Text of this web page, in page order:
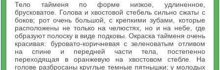
Тело тайменя по форме низкое, удлиненное,
брусковатое. Голова и хвостовой стебель сильно сжаты с
боков; рот очень большой, с крепкими зубами, которые
расположены не только на челюстях, но и на небе, где
образуют полоску в виде подковы. Окраска тайменя очень
красивая: буровато-коричневая с зеленоватым отливом
на спине и передней части тела, постепенно
переходящая в оранжевую на хвостовом стебле. На
голове разбросаны круглые темные пятнышки; у молодых